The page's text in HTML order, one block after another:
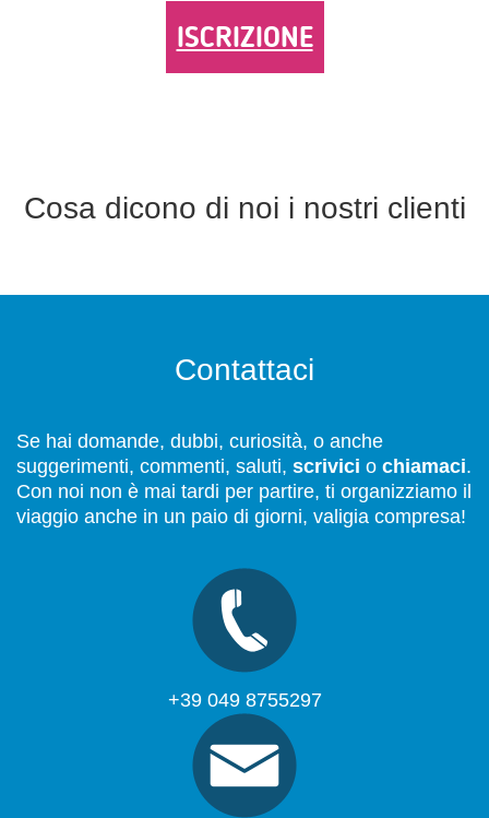
ISCRIZIONE
Cosa dicono di noi i nostri clienti
Contattaci
Se hai domande, dubbi, curiosità, o anche
suggerimenti, commenti, saluti, scrivici o chiamaci.
Con noi non è mai tardi per partire, ti organizziamo il
viaggio anche in un paio di giorni, valigia compresa!
+39 049 8755297